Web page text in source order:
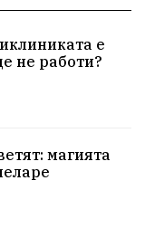
е
не работи?
магията